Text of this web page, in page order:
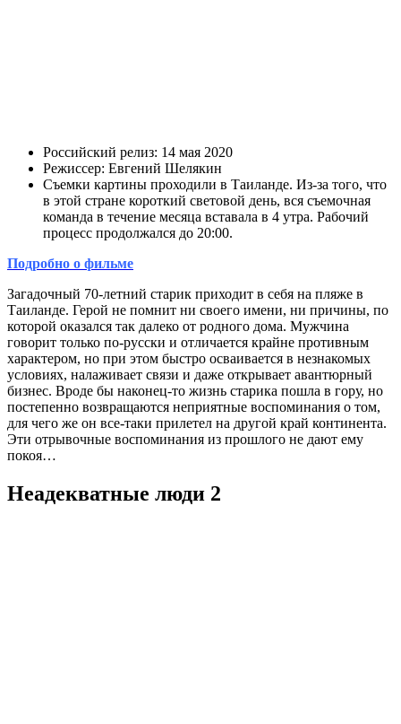
Российский релиз: 14 мая 2020
Режиссер: Евгений Шелякин
Съемки картины проходили в Таиланде. Из-за того, что
в этой стране короткий световой день, вся съемочная
команда в течение месяца вставала в 4 утра. Рабочий
процесс продолжался до 20:00.
Подробно о фильме
Загадочный 70-летний старик приходит в себя на пляже в
Таиланде. Герой не помнит ни своего имени, ни причины, по
которой оказался так далеко от родного дома. Мужчина
говорит только по-русски и отличается крайне противным
характером, но при этом быстро осваивается в незнакомых
условиях, налаживает связи и даже открывает авантюрный
бизнес. Вроде бы наконец-то жизнь старика пошла в гору, но
постепенно возвращаются неприятные воспоминания о том,
для чего же он все-таки прилетел на другой край континента.
Эти отрывочные воспоминания из прошлого не дают ему
покоя…
Неадекватные люди 2